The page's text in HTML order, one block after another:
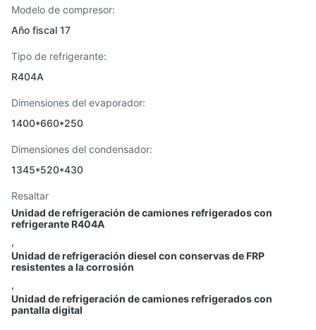
Modelo de compresor:
Año fiscal 17
Tipo de refrigerante:
R404A
Dimensiones del evaporador:
1400*660*250
Dimensiones del condensador:
1345*520*430
Resaltar
Unidad de refrigeración de camiones refrigerados con
refrigerante R404A
,
Unidad de refrigeración diesel con conservas de FRP
resistentes a la corrosión
,
Unidad de refrigeración de camiones refrigerados con
pantalla digital